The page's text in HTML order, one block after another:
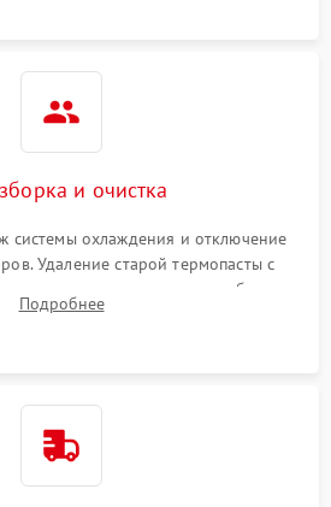
и очистка
системы охлаждения и отключение
Удаление старой термопасты с
чипа и термопрокладок с банок
Очистка платы от пыли и окислов.
Подробнее